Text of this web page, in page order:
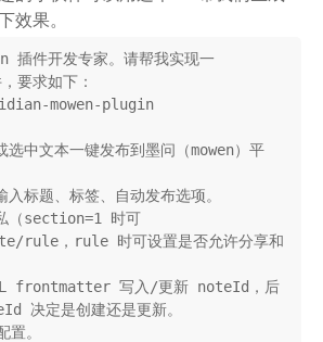
效果。
插件开发专家。请帮我实现一
要求如下：
mowen-plugin
中文本一键发布到墨问（mowen）平
标题、标签、自动发布选项。
（section=1 时可
，rule 时可设置是否允许分享和
frontmatter 写入/更新 noteId，后
决定是创建还是更新。
置。